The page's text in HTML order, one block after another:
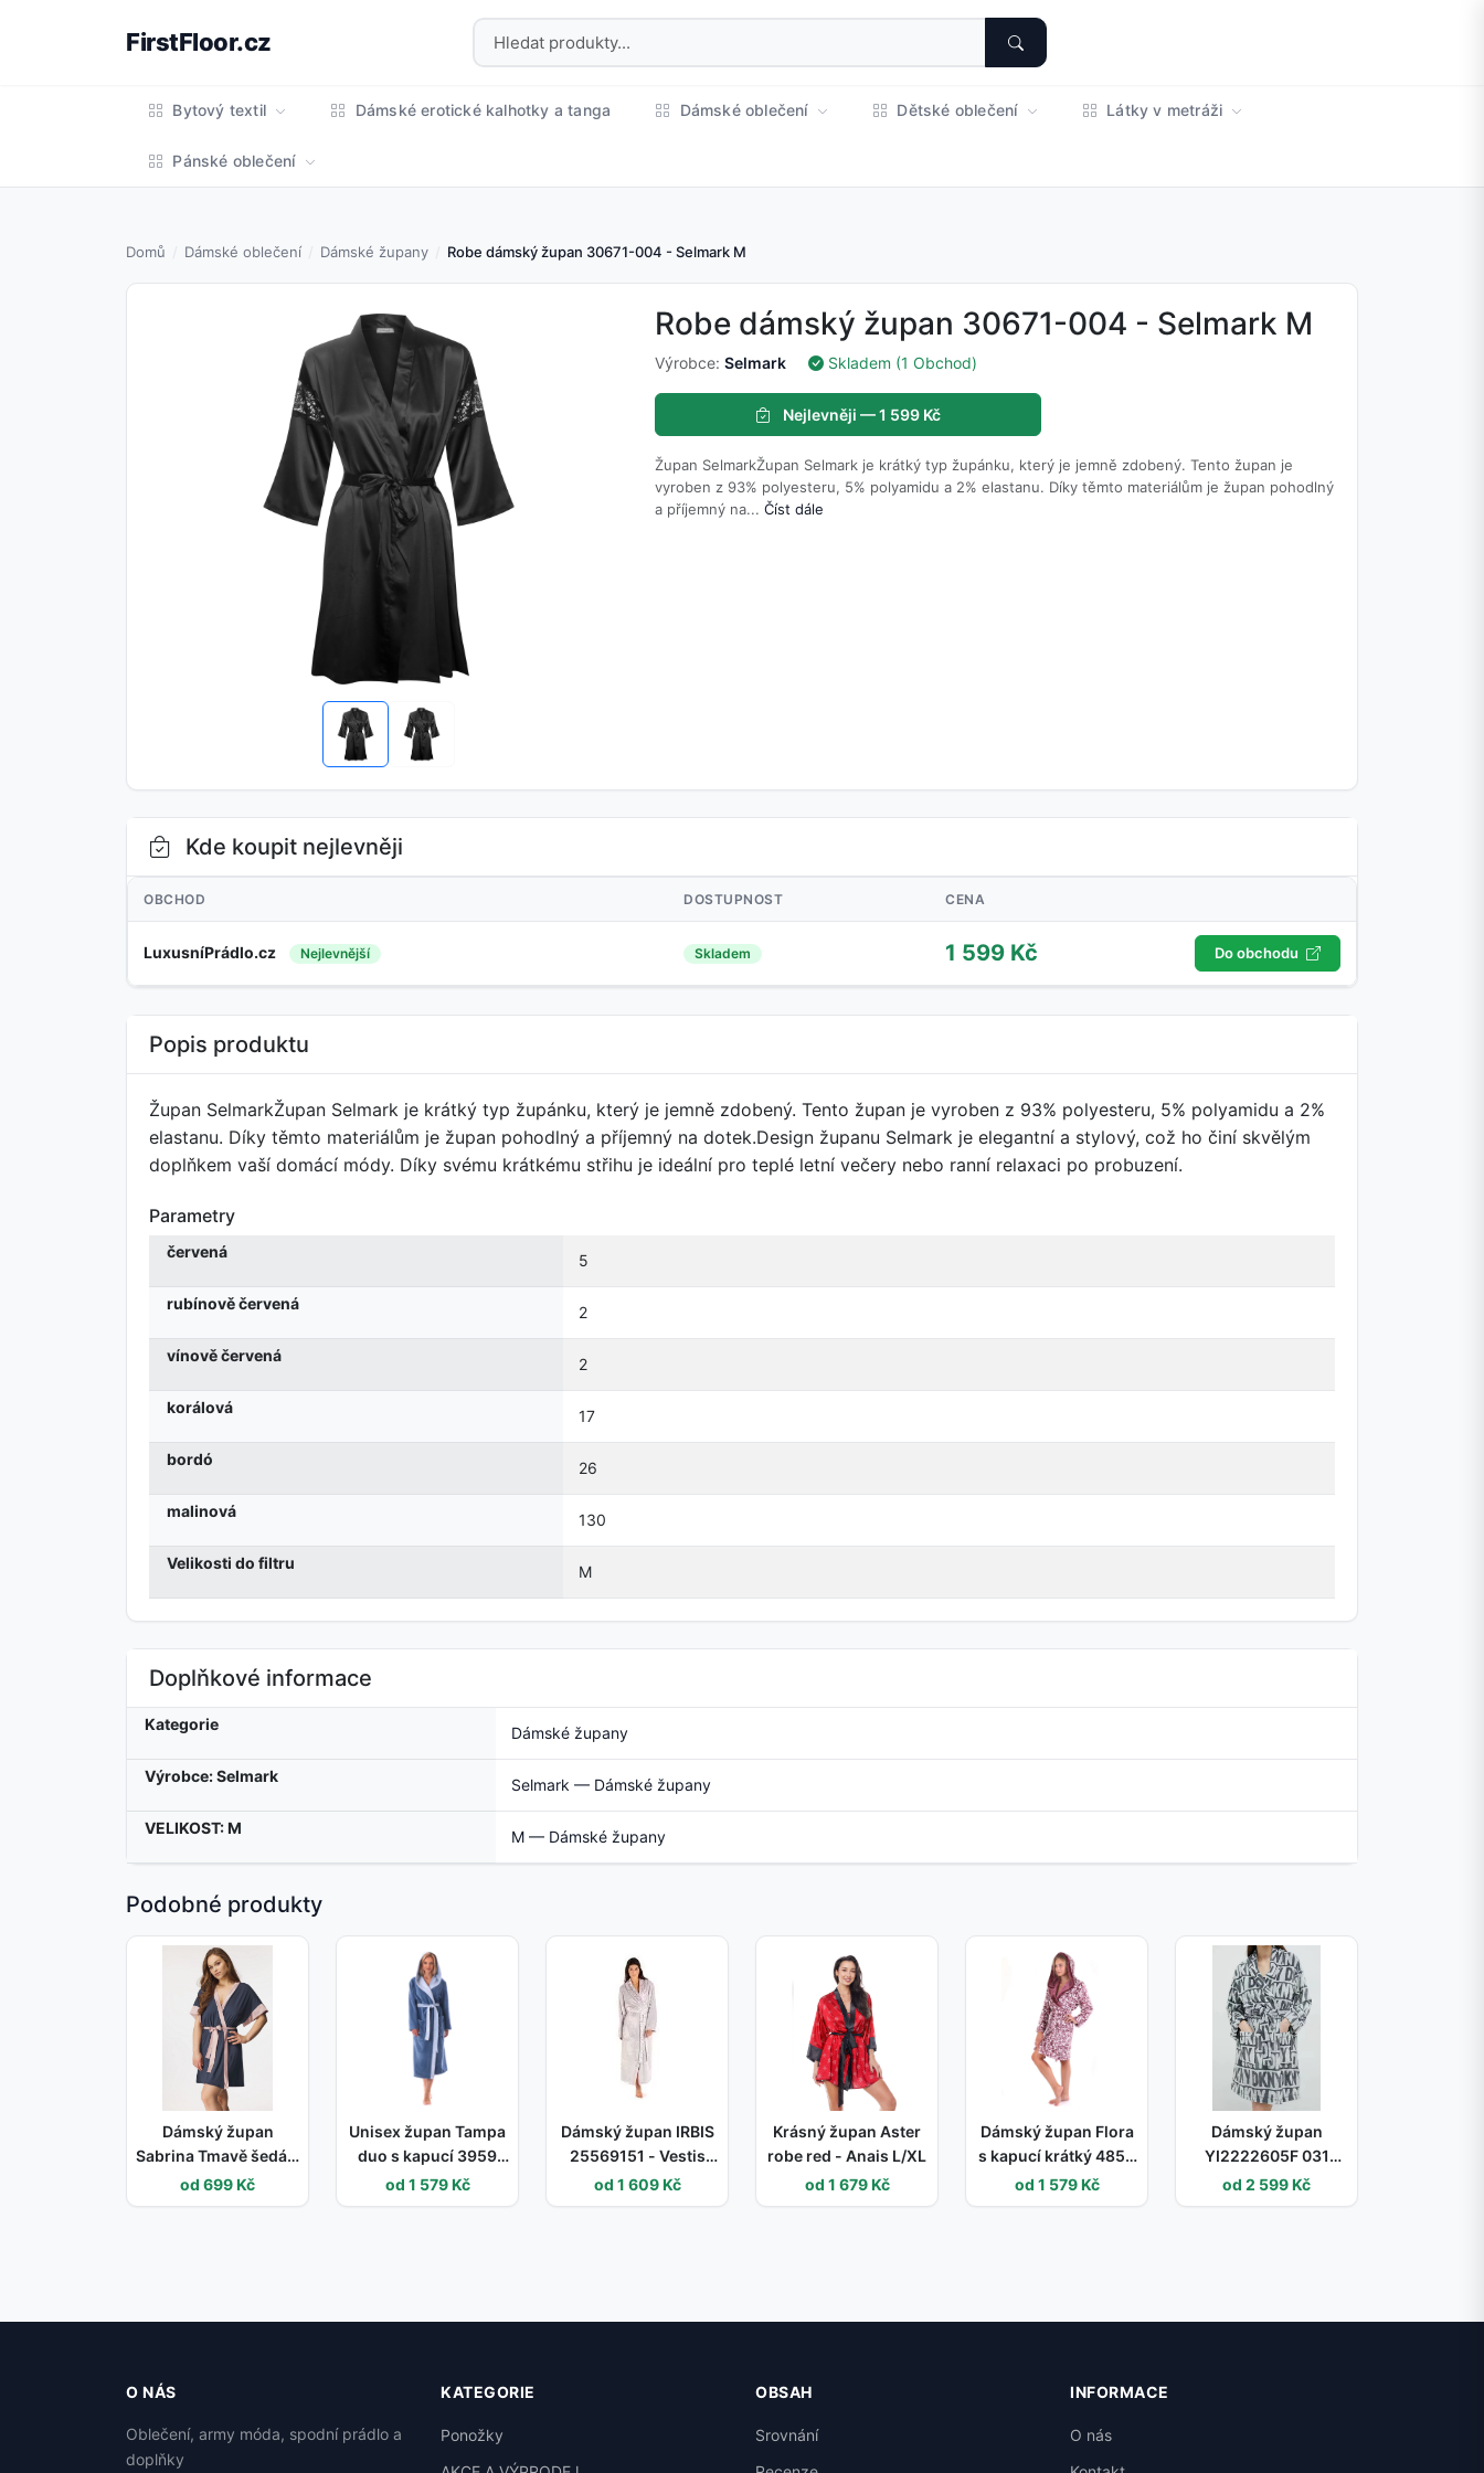
FirstFloor.cz
Bytový textil Dámské erotické kalhotky a tanga Dámské oblečení Dětské oblečení Látky v metráži
Pánské oblečení
Domů Dámské oblečení Dámské župany Robe dámský župan 30671-004 - Selmark M
Robe dámský župan 30671-004 - Selmark M
Výrobce: Selmark Skladem (1 Obchod)
Nejlevněji — 1 599 Kč
Župan SelmarkŽupan Selmark je krátký typ župánku, který je jemně zdobený. Tento župan je
vyroben z 93% polyesteru, 5% polyamidu a 2% elastanu. Díky těmto materiálům je župan pohodlný
a příjemný na... Číst dále
Kde koupit nejlevněji
OBCHOD DOSTUPNOST CENA
LuxusníPrádlo.cz Nejlevnější Skladem 1 599 Kč Do obchodu
Popis produktu
Župan SelmarkŽupan Selmark je krátký typ župánku, který je jemně zdobený. Tento župan je vyroben z 93% polyesteru, 5% polyamidu a 2%
elastanu. Díky těmto materiálům je župan pohodlný a příjemný na dotek.Design županu Selmark je elegantní a stylový, což ho činí skvělým
doplňkem vaší domácí módy. Díky svému krátkému střihu je ideální pro teplé letní večery nebo ranní relaxaci po probuzení.
Parametry
červená 5
rubínově červená 2
vínově červená 2
korálová 17
bordó 26
malinová 130
Velikosti do filtru M
Doplňkové informace
Kategorie Dámské župany
Výrobce: Selmark Selmark — Dámské župany
VELIKOST: M M — Dámské župany
Podobné produkty
Dámský župan
Sabrina Tmavě šedá s
pudrovou - BABELLA
tmavě šedá M
od 699 Kč
Unisex župan Tampa
duo s kapucí 3959
5456 denim - Vestis
S
od 1 579 Kč
Dámský župan IRBIS
25569151 - Vestis
světle šedá L
od 1 609 Kč
Krásný župan Aster
robe red - Anais L/XL
od 1 679 Kč
Dámský župan Flora
s kapucí krátký 4856
4803 vínový - Vestis
M
od 1 579 Kč
Dámský župan
YI2222605F 031
šedá - DKNY šedá XL
od 2 599 Kč
O NÁS
Oblečení, army móda, spodní prádlo a
doplňky
KATEGORIE
Ponožky
OBSAH
Srovnání
INFORMACE
O nás